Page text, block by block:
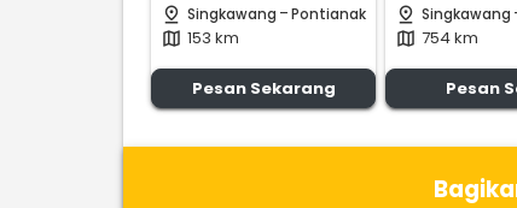
pin_drop Singkawang -Pontianak
map 153 km
Pesan Sekarang
pin_drop Singkawang
map 754 km
Pesan